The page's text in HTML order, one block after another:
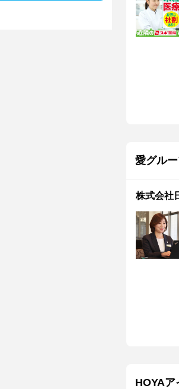
愛グルー
株式会社
HOYA